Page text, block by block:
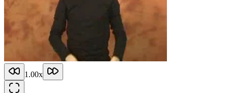
1.00x